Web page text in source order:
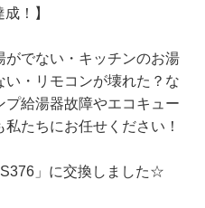
！】
がでない・キッチンのお湯
・リモコンが壊れた？な
プ給湯器故障やエコキュー
たちにお任せください！
」に交換しました☆